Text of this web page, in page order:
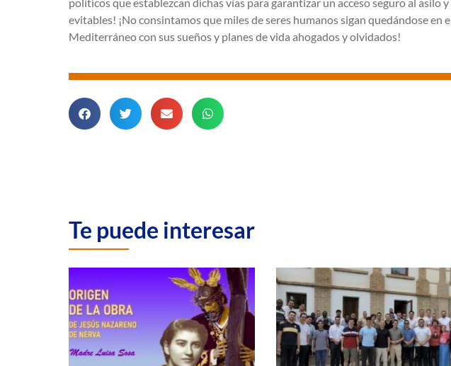
evitables! ¡No consintamos que miles de seres humanos sigan quedándose en
Mediterráneo con sus sueños y planes de vida ahogados y olvidados!
Te puede interesar